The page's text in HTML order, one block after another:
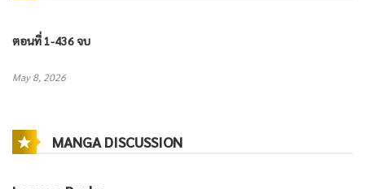
ภายใต้ฐานะใหม่ ซินโย่วต้องใช้ทั้งไหวพริบและความสามารถพิเศษที่เหนือ
เปื้อนเลือดที่ทิ้งไว้ในที่เกิดเหตุ และยิ่งสืบลึกลงไป ความจริงเบื้องหลังการ
ตอนที่ 1-436 จบ
May 8, 2026
MANGA DISCUSSION